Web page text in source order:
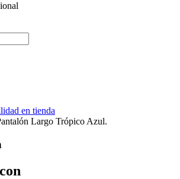
en tienda
Largo Trópico Azul.